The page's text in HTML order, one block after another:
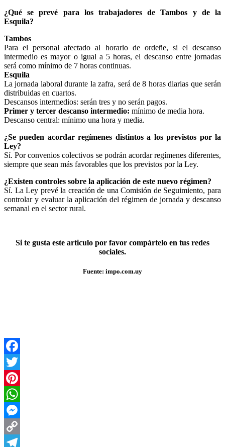
¿Qué se prevé para los trabajadores de Tambos y de la
Esquila?
Tambos
Para el personal afectado al horario de ordeñe, si el descanso
intermedio es mayor o igual a 5 horas, el descanso entre jornadas
será como mínimo de 7 horas continuas.
Esquila
La jornada laboral durante la zafra, será de 8 horas diarias que serán
distribuidas en cuartos.
Descansos intermedios: serán tres y no serán pagos.
Primer y tercer descanso intermedio: mínimo de media hora.
Descanso central: mínimo una hora y media.
¿Se pueden acordar regímenes distintos a los previstos por la
Ley?
Sí. Por convenios colectivos se podrán acordar regímenes diferentes,
siempre que sean más favorables que los previstos por la Ley.
¿Existen controles sobre la aplicación de este nuevo régimen?
Sí. La Ley prevé la creación de una Comisión de Seguimiento, para
controlar y evaluar la aplicación del régimen de jornada y descanso
semanal en el sector rural.
Si te gusta este articulo por favor compártelo en tus redes
sociales.
Fuente: impo.com.uy
Facebook
Twitter
Pinterest
WhatsApp
Messenger
Copy